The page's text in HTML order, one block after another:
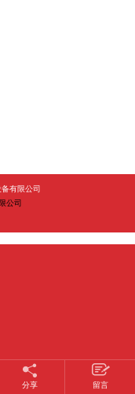
有限公司
公司
分享 留言